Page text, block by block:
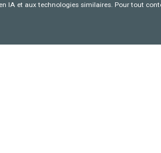
IA et aux technologies similaires. Pour tout